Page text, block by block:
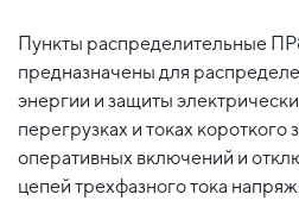
Пункты распределительные
предназначены для
энергии и защиты
перегрузках и токах короткого
оперативных включений и
цепей трехфазного тока